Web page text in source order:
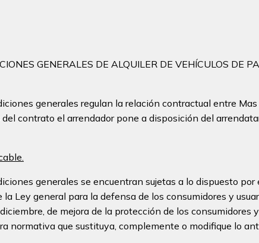
GENERALES DE ALQUILER DE VEHÍCULOS DE
generales regulan la relación contractual entre
contrato el arrendador pone a disposición del
generales se encuentran sujetas a lo dispuesto
la Ley general para la defensa de los consumidores y
de mejora de la protección de los
normativa que sustituya, complemente o modifique lo